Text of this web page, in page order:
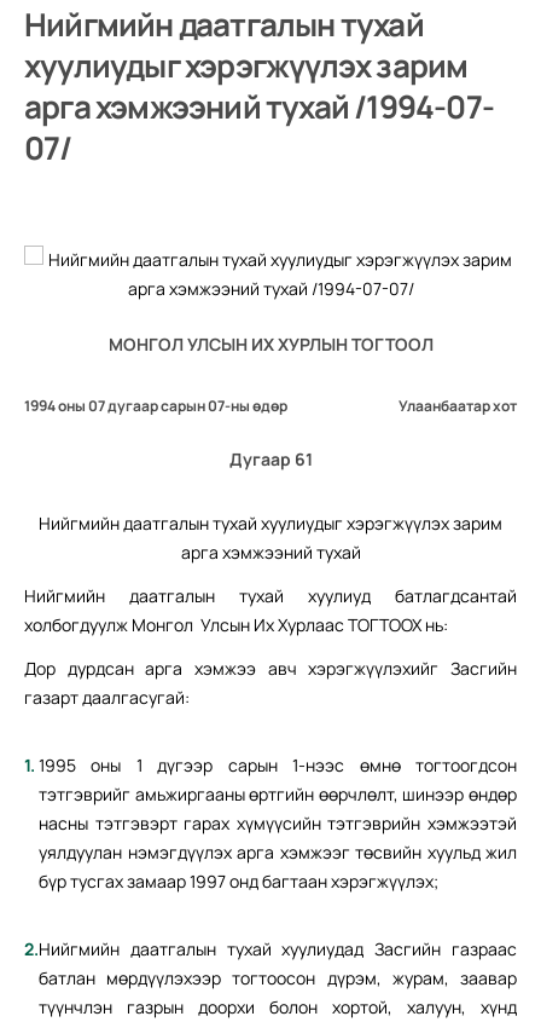
Нийгмийн даатгалын тухай
хуулиудыг хэрэгжүүлэх зарим
арга хэмжээний тухай /1994-07-
07/
МОНГОЛ УЛСЫН ИХ ХУРЛЫН ТОГТООЛ
1994 оны 07 дугаар сарын 07-ны өдөр Улаанбаатар хот
Дугаар 61
Нийгмийн даатгалын тухай хуулиудыг хэрэгжүүлэх зарим
арга хэмжээний тухай
Нийгмийн даатгалын тухай хуулиуд батлагдсантай
холбогдуулж Монгол Улсын Их Хурлаас ТОГТООХ нь:
Дор дурдсан арга хэмжээ авч хэрэгжүүлэхийг Засгийн
газарт даалгасугай:
1995 оны 1 дүгээр сарын 1-нээс өмнө тогтоогдсон
тэтгэврийг амьжиргааны өртгийн өөрчлөлт, шинээр өндөр
насны тэтгэвэрт гарах хүмүүсийн тэтгэврийн хэмжээтэй
уялдуулан нэмэгдүүлэх арга хэмжээг төсвийн хуульд жил
бүр тусгах замаар 1997 онд багтаан хэрэгжүүлэх;
Нийгмийн даатгалын тухай хуулиудад Засгийн газраас
батлан мөрдүүлэхээр тогтоосон дүрэм, журам, заавар
түүнчлэн газрын доорхи болон хортой, халуун, хүнд